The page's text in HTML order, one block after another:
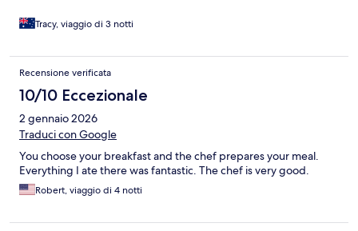
Tracy, viaggio di 3 notti
Recensione verificata
10/10 Eccezionale
2 gennaio 2026
Traduci con Google
You choose your breakfast and the chef prepares your meal.
Everything I ate there was fantastic. The chef is very good.
Robert, viaggio di 4 notti